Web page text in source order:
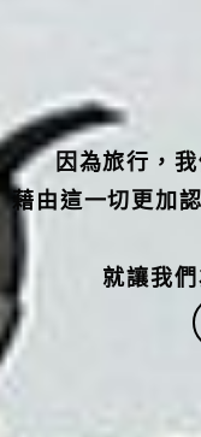
藉由這一切更加